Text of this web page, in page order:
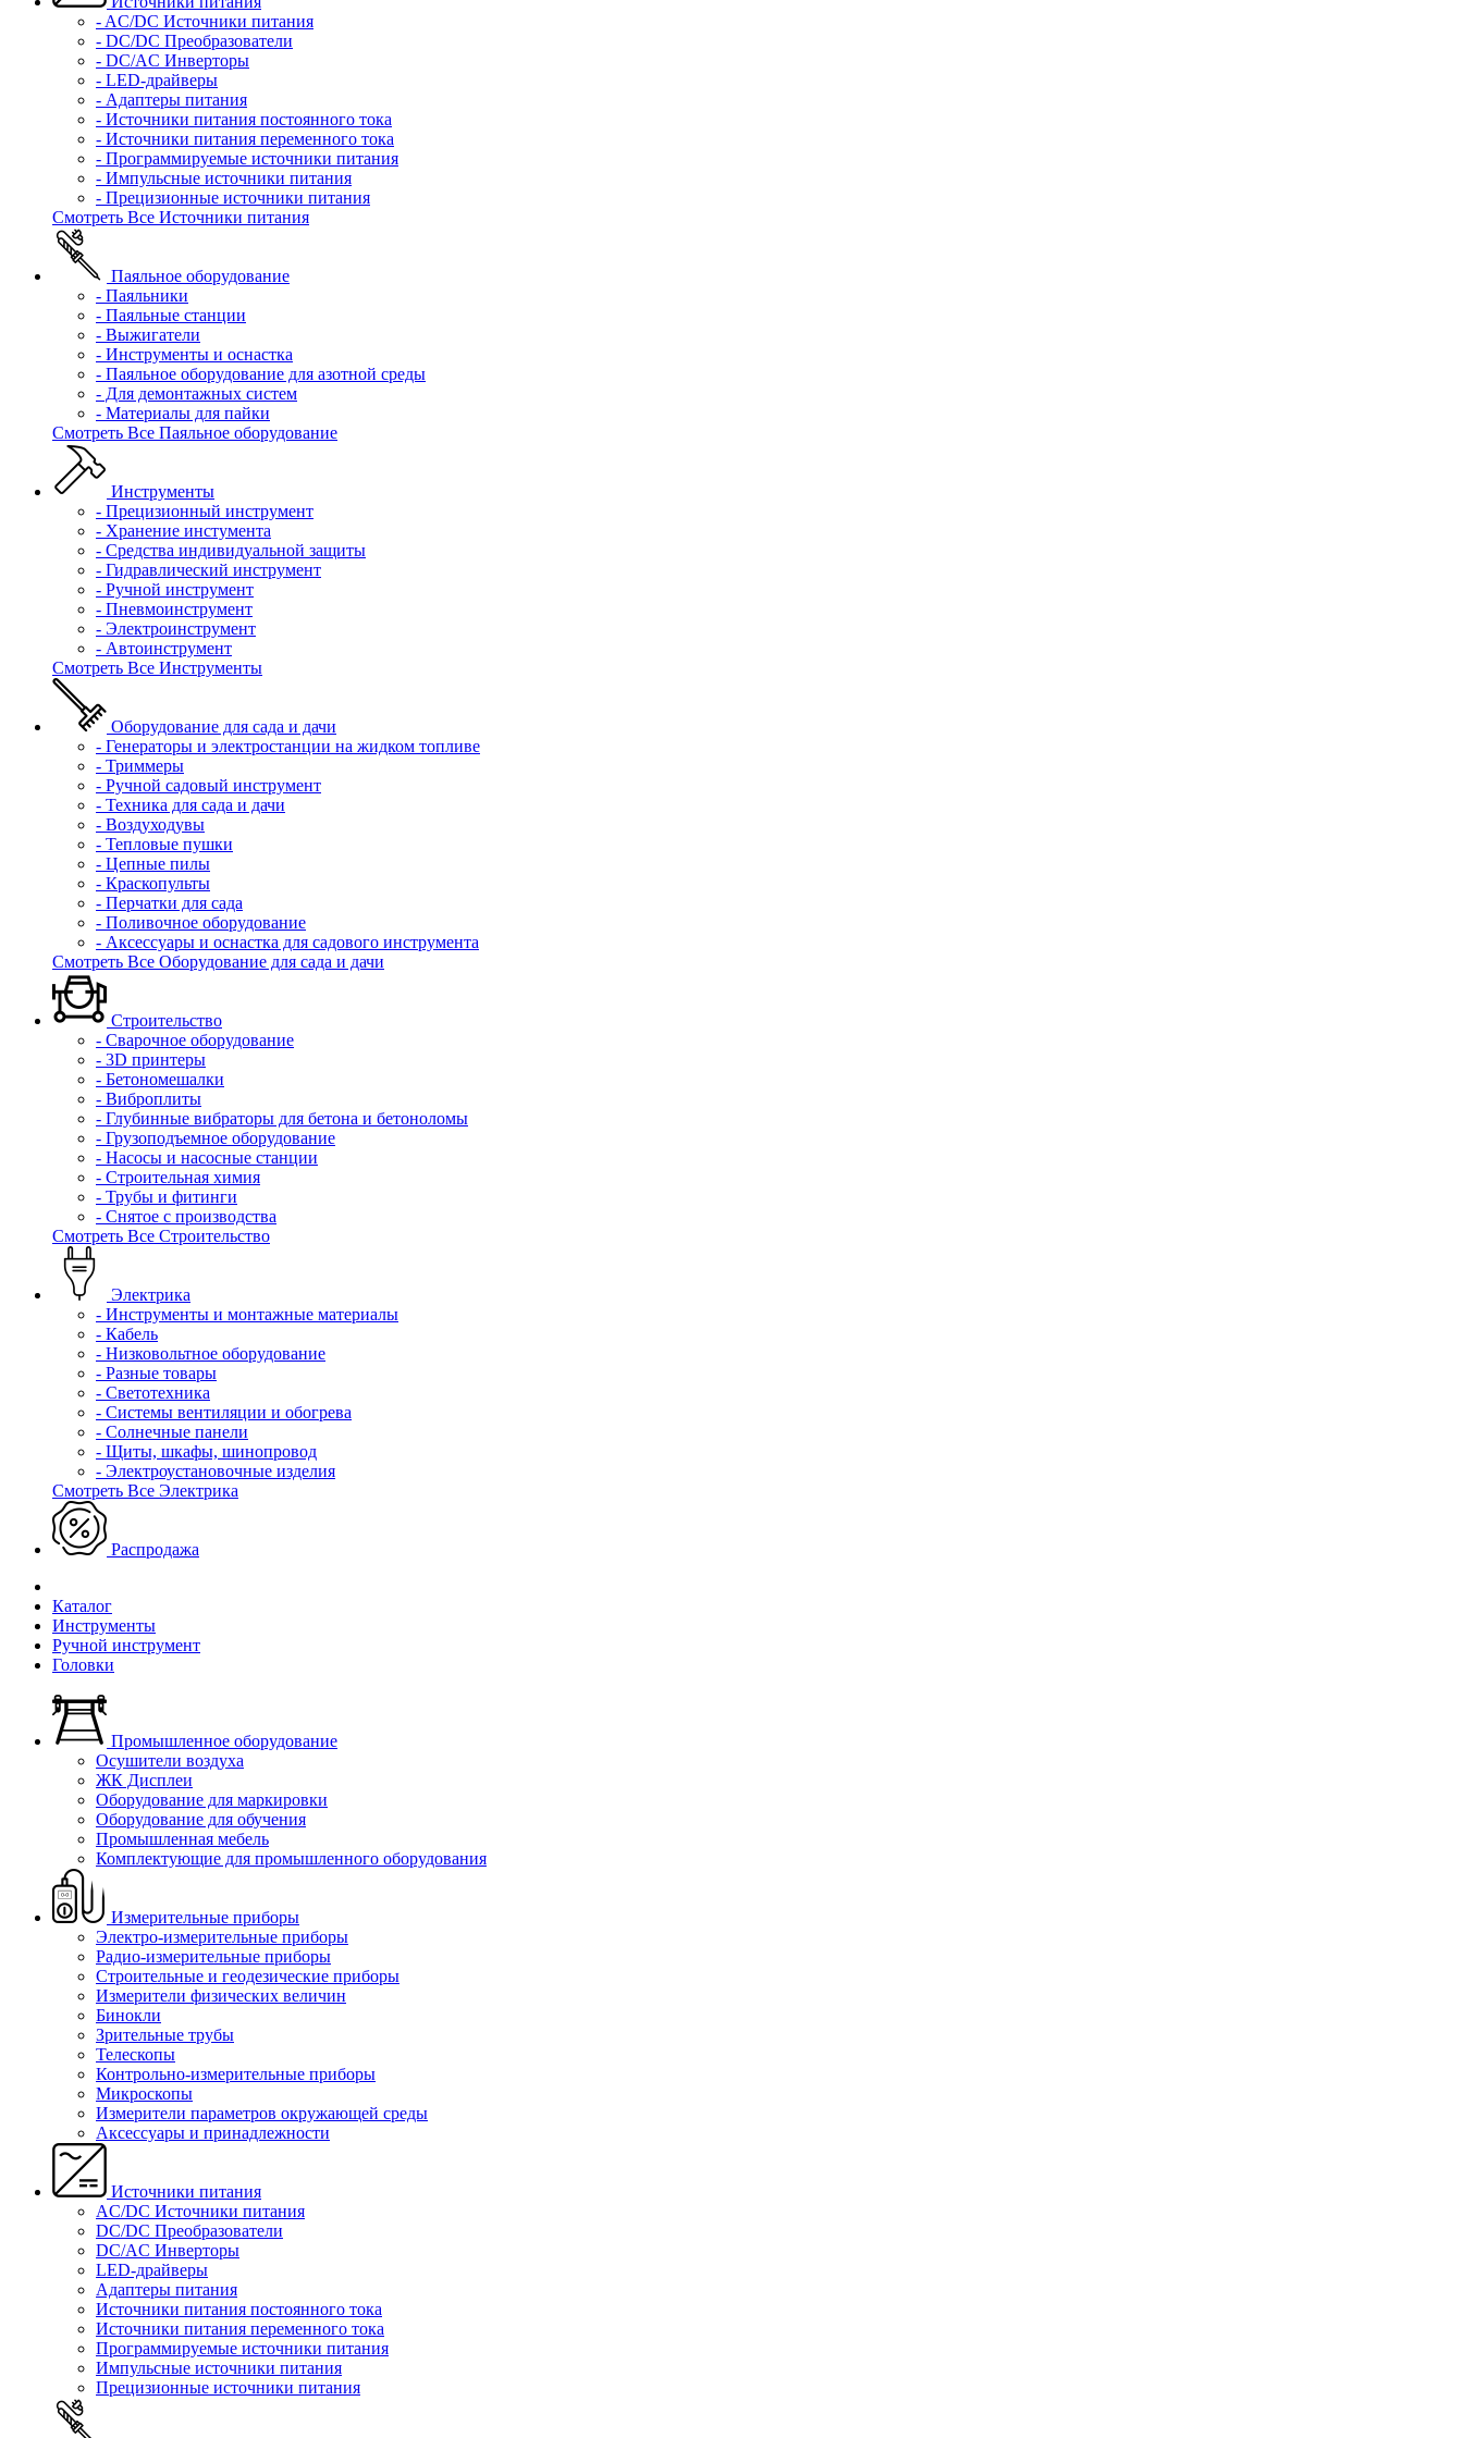
- AC/DC Источники питания
- DC/DC Преобразователи
- DC/AC Инверторы
- LED-драйверы
- Адаптеры питания
- Источники питания постоянного тока
- Источники питания переменного тока
- Программируемые источники питания
- Импульсные источники питания
- Прецизионные источники питания
Смотреть Все Источники питания
Паяльное оборудование
- Паяльники
- Паяльные станции
- Выжигатели
- Инструменты и оснастка
- Паяльное оборудование для азотной среды
- Для демонтажных систем
- Материалы для пайки
Смотреть Все Паяльное оборудование
Инструменты
- Прецизионный инструмент
- Хранение инстумента
- Средства индивидуальной защиты
- Гидравлический инструмент
- Ручной инструмент
- Пневмоинструмент
- Электроинструмент
- Автоинструмент
Смотреть Все Инструменты
Оборудование для сада и дачи
- Генераторы и электростанции на жидком топливе
- Триммеры
- Ручной садовый инструмент
- Техника для сада и дачи
- Воздуходувы
- Тепловые пушки
- Цепные пилы
- Краскопульты
- Перчатки для сада
- Поливочное оборудование
- Аксессуары и оснастка для садового инструмента
Смотреть Все Оборудование для сада и дачи
Строительство
- Сварочное оборудование
- 3D принтеры
- Бетономешалки
- Виброплиты
- Глубинные вибраторы для бетона и бетоноломы
- Грузоподъемное оборудование
- Насосы и насосные станции
- Строительная химия
- Трубы и фитинги
- Снятое с производства
Смотреть Все Строительство
Электрика
- Инструменты и монтажные материалы
- Кабель
- Низковольтное оборудование
- Разные товары
- Светотехника
- Системы вентиляции и обогрева
- Солнечные панели
- Щиты, шкафы, шинопровод
- Электроустановочные изделия
Смотреть Все Электрика
Распродажа
Каталог
Инструменты
Ручной инструмент
Головки
Промышленное оборудование
Осушители воздуха
ЖК Дисплеи
Оборудование для маркировки
Оборудование для обучения
Промышленная мебель
Комплектующие для промышленного оборудования
Измерительные приборы
Электро-измерительные приборы
Радио-измерительные приборы
Строительные и геодезические приборы
Измерители физических величин
Бинокли
Зрительные трубы
Телескопы
Контрольно-измерительные приборы
Микроскопы
Измерители параметров окружающей среды
Аксессуары и принадлежности
Источники питания
AC/DC Источники питания
DC/DC Преобразователи
DC/AC Инверторы
LED-драйверы
Адаптеры питания
Источники питания постоянного тока
Источники питания переменного тока
Программируемые источники питания
Импульсные источники питания
Прецизионные источники питания